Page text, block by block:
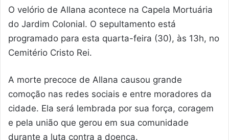
O velório de Allana acontece na Capela Mortuária
do Jardim Colonial. O sepultamento está
programado para esta quarta-feira (30), às 13h, no
Cemitério Cristo Rei.
A morte precoce de Allana causou grande
comoção nas redes sociais e entre moradores da
cidade. Ela será lembrada por sua força, coragem
e pela união que gerou em sua comunidade
durante a luta contra a doença.